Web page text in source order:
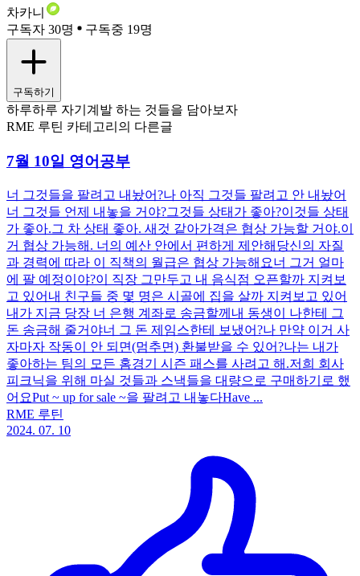
차카니
구독자 30명
구독중 19명
구독하기
하루하루 자기계발 하는 것들을 담아보자
RME 루틴 카테고리의 다른글
7월 10일 영어공부
너 그것들을 팔려고 내놨어?나 아직 그것들 팔려고 안 내놨어
너 그것들 언제 내놓을 거야?그것들 상태가 좋아?이것들 상태
가 좋아.그 차 상태 좋아. 새것 같아가격은 협상 가능할 거야.이
거 협상 가능해. 너의 예산 안에서 편하게 제안해당신의 자질
과 경력에 따라 이 직책의 월급은 협상 가능해요너 그거 얼마
에 팔 예정이야?이 직장 그만두고 내 음식점 오픈할까 지켜보
고 있어내 친구들 중 몇 명은 시골에 집을 살까 지켜보고 있어
내가 지금 당장 너 은행 계좌로 송금할께내 동생이 나한테 그
돈 송금해 줄거야너 그 돈 제임스한테 보냈어?나 만약 이거 사
자마자 작동이 안 되면(멈추면) 환불받을 수 있어?나는 내가
좋아하는 팀의 모든 홈경기 시즌 패스를 사려고 해.저희 회사
피크닉을 위해 마실 것들과 스낵들을 대량으로 구매하기로 했
어요Put ~ up for sale ~을 팔려고 내놓다Have ...
RME 루틴
2024. 07. 10